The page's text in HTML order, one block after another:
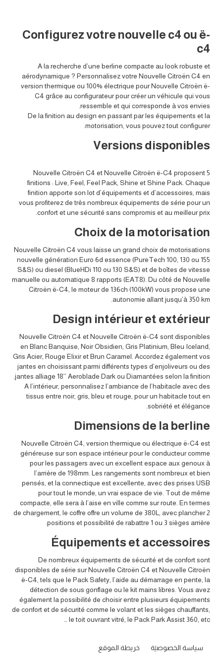
Configurez votre nouvelle c4 ou ë-
c4
A la recherche d’une berline compacte au look robuste et
aérodynamique ? Personnalisez votre Nouvelle Citroën C4 en
version thermique ou 100% électrique pour Nouvelle Citroën ë-
C4 grâce au configurateur pour créer un véhicule qui vous
ressemble et qui corresponde à vos envies.
De la finition au design en passant par les équipements et la
motorisation, vous pouvez tout configurer.
Versions disponibles
Nouvelle Citroën C4 et Nouvelle Citroën ë-C4 proposent 5
finitions : Live, Feel, Feel Pack, Shine et Shine Pack. Chaque
finition apporte son lot d’équipements et d’accessoires, mais
vous profiterez de très nombreux équipements de série pour un
confort et une sécurité sans compromis et au meilleur prix.
Choix de la motorisation
Nouvelle Citroën C4 vous laisse un grand choix de motorisations
nouvelle génération Euro 6d essence (PureTech 100, 130 ou 155
S&S) ou diesel (BlueHDi 110 ou 130 S&S) et de boîtes de vitesse
manuelle ou automatique 8 rapports (EAT8). Du côté de Nouvelle
Citroën ë-C4, le moteur de 136ch (100kW) vous propose une
autonomie allant jusqu’à 350 km.
Design intérieur et extérieur
Nouvelle Citroën C4 et Nouvelle Citroën ë-C4 sont disponibles
en Blanc Banquise, Noir Obsidien, Gris Platinium, Bleu Iceland,
Gris Acier, Rouge Elixir et Brun Caramel. Accordez également vos
jantes en choisissant parmi différents types d’enjoliveurs ou des
jantes alliage 18’’ Aeroblade Dark ou Diamantées selon la finition.
A l’intérieur, personnalisez l’ambiance de l’habitacle avec des
tissus entre noir, gris, bleu et rouge, pour un habitacle tout en
sobriété et élégance.
Dimensions de la berline
Nouvelle Citroën C4, version thermique ou électrique ë-C4 est
généreuse sur son espace intérieur pour le conducteur comme
pour les passagers avec un excellent espace aux genoux à
l’arrière de 198mm. Les rangements sont nombreux et bien
pensés, et la connectique est excellente, avec des prises USB
pour tout le monde, un vrai espace de vie. Tout de même
compacte, elle sera à l’aise en ville comme sur route. En termes
de chargement, le coffre offre un volume de 380L, avec plancher 2
positions et possibilité de rabattre 1 ou 3 sièges arrière.
Équipements et accessoires
De nombreux équipements de sécurité et de confort sont
disponibles de série sur Nouvelle Citroën C4 et Nouvelle Citroën
ë-C4, tels que le Pack Safety, l’aide au démarrage en pente, la
détection de sous gonflage ou le kit mains libres. Vous avez
également la possibilité de choisir entre plusieurs équipements
de confort et de sécurité comme le volant et les sièges chauffants,
le toit ouvrant vitré, le Pack Park Assist 360, etc …
سياسة الخصوصية خريطة الموقع